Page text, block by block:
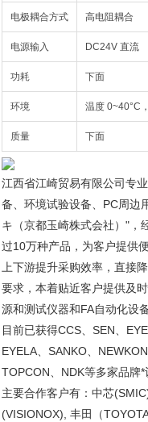
电极耦合方式 高电阻耦合
电源输入 DC24V 直流
功耗 下面
环境 温度 0~40°C
质量 下面
江西省江崎贸易有限公司专
备、环境试验设备、PC周边
キ（京都玉崎株式会社）"，
过10万种产品，为客户提供
上下游提升采购效率，直接
要求，本着贴近客户提供及
源和测试仪器和FA自动化设
目前已获得CCS、SEN、
EYELA、SANKO、
TOPCON、NDK等多家品牌*
主要合作客户有：中芯
(VISIONOX), 丰田（